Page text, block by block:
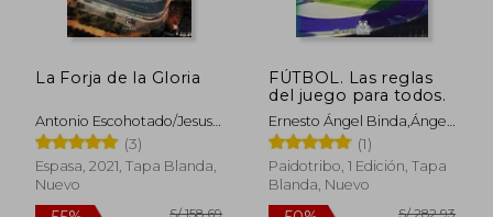
Rápido
La Forja de la Gloria
Antonio Escohotado/Jesus
Bengoechea (3)
Espasa, 2021, Tapa Blanda,
Nuevo
FÚTBOL. Las reglas
del juego para todos.
Ernesto Ángel Binda,Ángel
Norberto Coerezza
(1)
Paidotribo, 1 Edición, Tapa
Blanda, Nuevo